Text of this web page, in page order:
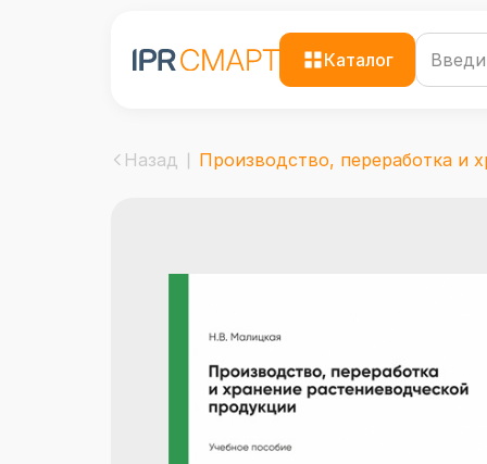
Каталог
Назад Производство, переработка и